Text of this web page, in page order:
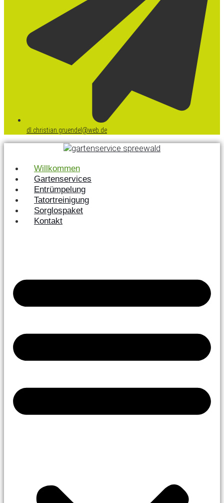
dl.christian.gruendel@web.de
Willkommen
Gartenservices
Entrümpelung
Tatortreinigung
Sorglospaket
Kontakt